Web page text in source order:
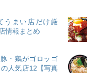
うまい店だけ厳
情報まとめ
・鶏がゴロッゴ
人気店12【写真